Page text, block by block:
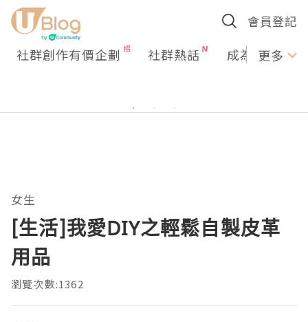
會員登記
社群創作有價企劃 社群熱話 成為U更多
女生
[生活]我愛DIY之輕鬆自製皮革
用品
瀏覽次數:1362